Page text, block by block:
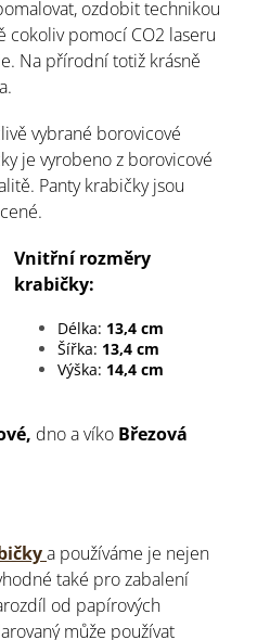
ozdobit technikou
cokoliv pomocí CO2 laseru
Na přírodní totiž krásně
vybrané borovicové
je vyrobeno z borovicové
Panty krabičky jsou
Vnitřní rozměry
krabičky:
Délka: 13,4 cm
Šířka: 13,4 cm
Výška: 14,4 cm
dno a víko Březová
a používáme je nejen
také pro zabalení
od papírových
může používat